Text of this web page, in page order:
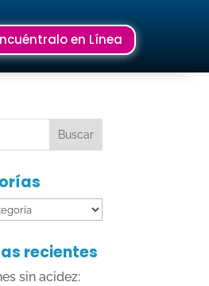
en Línea
recientes
sin acidez: